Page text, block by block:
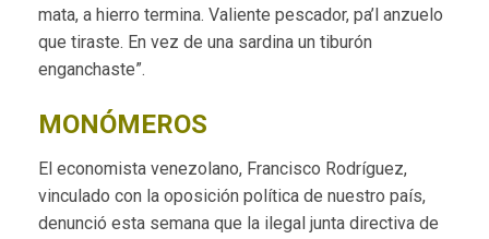
mata, a hierro termina. Valiente pescador, pa’l anzuelo
que tiraste. En vez de una sardina un tiburón
enganchaste”.
MONÓMEROS
El economista venezolano, Francisco Rodríguez,
vinculado con la oposición política de nuestro país,
denunció esta semana que la ilegal junta directiva de